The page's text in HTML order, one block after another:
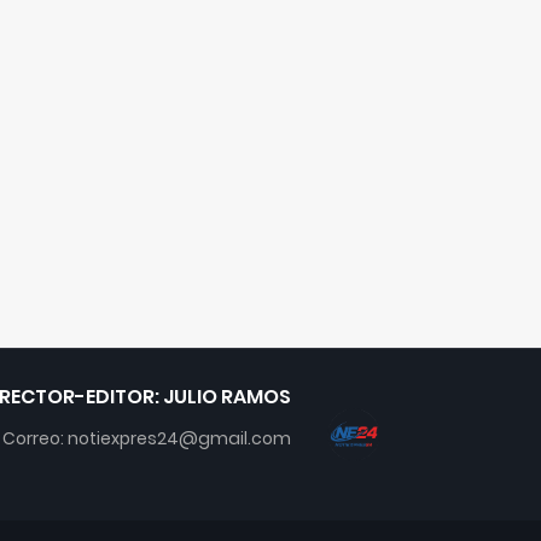
EDITOR: JULIO RAMOS
Correo: notiexpres24@gmail.com